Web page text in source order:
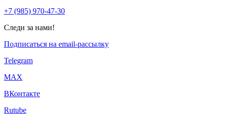
+7 (985) 970-47-30
Следи за нами!
Подписаться на email-рассылку
Telegram
МАХ
ВКонтакте
Rutube